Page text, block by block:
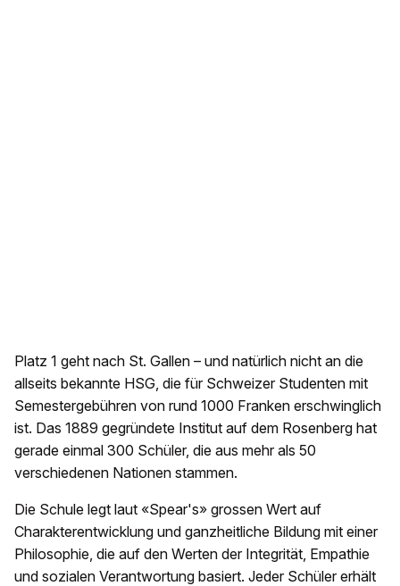
Platz 1 geht nach St. Gallen – und natürlich nicht an die
allseits bekannte HSG, die für Schweizer Studenten mit
Semestergebühren von rund 1000 Franken erschwinglich
ist. Das 1889 gegründete Institut auf dem Rosenberg hat
gerade einmal 300 Schüler, die aus mehr als 50
verschiedenen Nationen stammen.
Die Schule legt laut «Spear's» grossen Wert auf
Charakterentwicklung und ganzheitliche Bildung mit einer
Philosophie, die auf den Werten der Integrität, Empathie
und sozialen Verantwortung basiert. Jeder Schüler erhält